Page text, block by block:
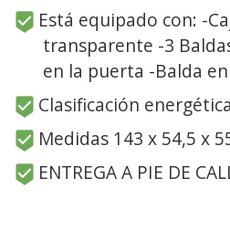
Está equipado con: -
transparente -3
en la puerta -Balda
Clasificación
Medidas 143 x 54,5 x
ENTREGA A PIE DE